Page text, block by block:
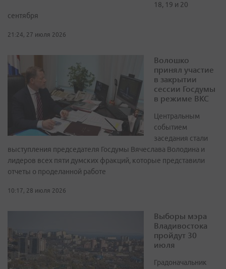
18, 19 и 20
сентября
21:24, 27 июля 2026
Волошко
принял участие
в закрытии
сессии Госдумы
в режиме ВКС
Центральным
событием
заседания стали
выступления председателя Госдумы Вячеслава Володина и
лидеров всех пяти думских фракций, которые представили
отчеты о проделанной работе
10:17, 28 июля 2026
Выборы мэра
Владивостока
пройдут 30
июля
Градоначальник